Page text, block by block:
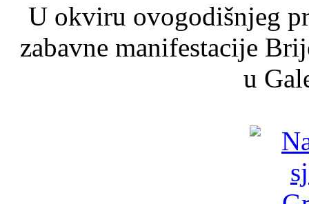
U okviru ovogodišnjeg
zabavne manifestacije
u